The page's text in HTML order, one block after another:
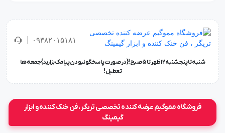
۰۹۳۸۲۰۱۵۱۸۱
شنبه تا پنجشنبه ۱۲ ظهر تا 5 صبح!{در صورت پاسخگو نبودن پیامک بزارید} جمعه ها
تعطیل !
فروشگاه مموگیم عرضه کننده تخصصی تریگر ، فن خنک کننده و ابزار
گیمینگ